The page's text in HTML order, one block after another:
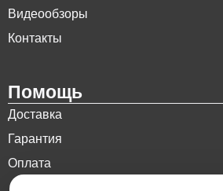
Видеообзоры
Контакты
Помощь
Доставка
Гарантия
Оплата